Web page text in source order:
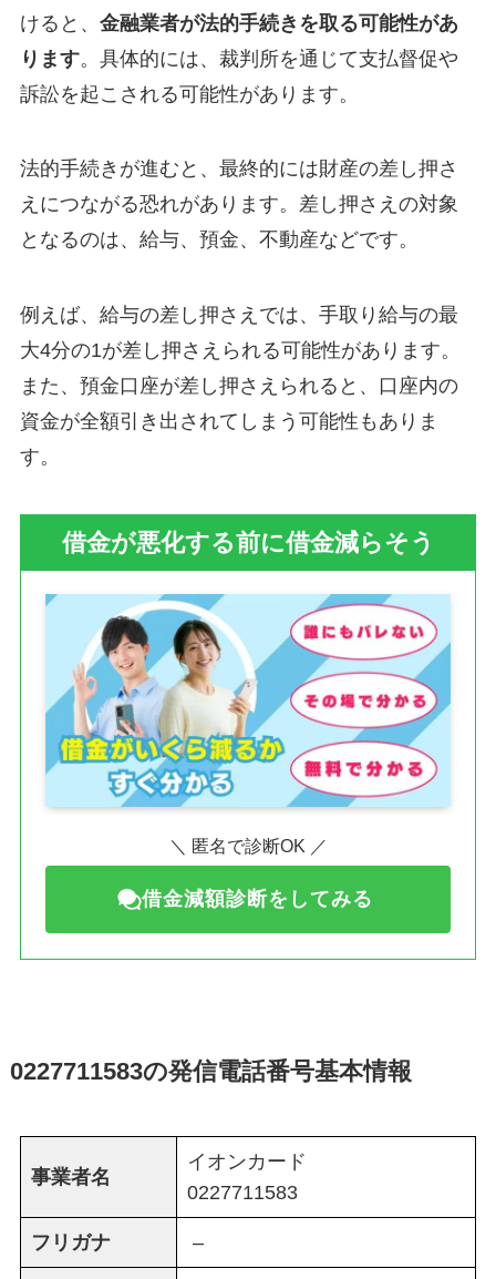
けると、 金融業者が法的手続きを取る可能性があ
ります。具体的には、裁判所を通じて支払督促や
訴訟を起こされる可能性があります。
法的手続きが進むと、最終的には財産の差し押さ
えにつながる恐れがあります。差し押さえの対象
となるのは、給与、預金、不動産などです。
例えば、給与の差し押さえでは、手取り給与の最
大4分の1が差し押さえられる可能性があります。
また、預金口座が差し押さえられると、口座内の
資金が全額引き出されてしまう可能性もありま
す。
借金が悪化する前に借金減らそう
＼ 匿名で診断OK ／
借金減額診断をしてみる
0227711583の発信電話番号基本情報
事業者名
イオンカード
0227711583
フリガナ –